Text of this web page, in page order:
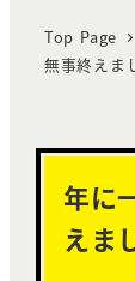
Top Page
無事終えま
年に
えま